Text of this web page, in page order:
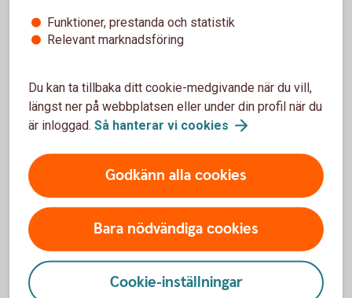
Köper du bostad tillsammans? Glöm inte
reglerar ägande, ekonomiskt ansvar och hur
eventuell vinst eller förlust delas vid
försäljning.
Familjejuridik
Tillträde
Mäklaren bokar tid för tillträdet. För att
tillträdet inte ska bli försenat – skicka
tillbaka lånehandlingarna så snart du kan. Du
ansöker om pantbrev och lagfart om det
Funktioner, prestanda och statistik
Relevant marknadsföring
Du kan ta tillbaka ditt cookie-medgivande när du vill,
längst ner på webbplatsen eller under din profil när du
är inloggad. Så hanterar vi cookies
Godkänn alla cookies
Bara nödvändiga cookies
Cookie-inställningar